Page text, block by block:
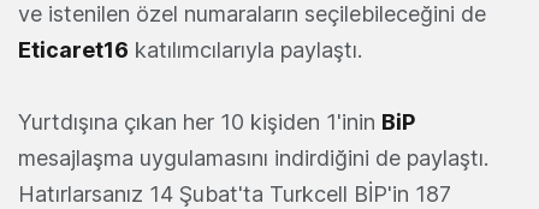
ve istenilen özel numaraların seçilebileceğini de
Eticaret16 katılımcılarıyla paylaştı.
Yurtdışına çıkan her 10 kişiden 1'inin BiP
mesajlaşma uygulamasını indirdiğini de paylaştı.
Hatırlarsanız 14 Şubat'ta Turkcell BİP'in 187